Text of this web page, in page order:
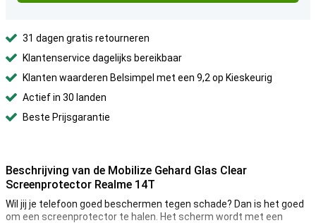
31 dagen gratis retourneren
Klantenservice dagelijks bereikbaar
Klanten waarderen Belsimpel met een 9,2 op Kieskeurig
Actief in 30 landen
Beste Prijsgarantie
Beschrijving van de Mobilize Gehard Glas Clear
Screenprotector Realme 14T
Wil jij je telefoon goed beschermen tegen schade? Dan is het goed
om een screenprotector te halen. Het scherm wordt met een